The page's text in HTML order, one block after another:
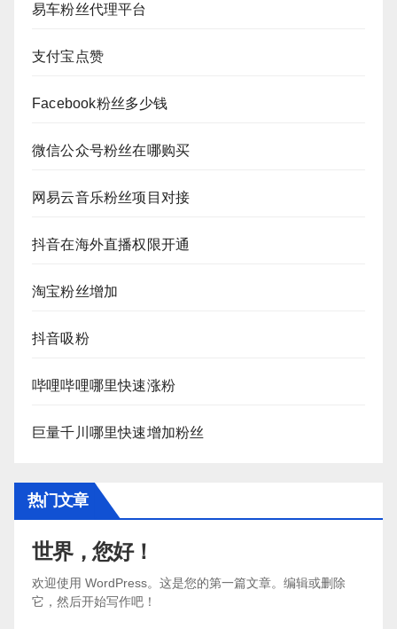
易车粉丝代理平台
支付宝点赞
Facebook粉丝多少钱
微信公众号粉丝在哪购买
网易云音乐粉丝项目对接
抖音在海外直播权限开通
淘宝粉丝增加
抖音吸粉
哔哩哔哩哪里快速涨粉
巨量千川哪里快速增加粉丝
热门文章
世界，您好！
欢迎使用 WordPress。这是您的第一篇文章。编辑或删除
它，然后开始写作吧！